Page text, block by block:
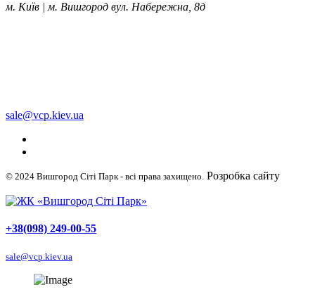
м. Київ | м. Вишгород вул. Набережна, 8д
sale@vcp.kiev.ua
© 2024 Вишгород Сіті Парк - всі права захищено. Розробка сайту
+38(098) 249-00-55
sale@vcp.kiev.ua